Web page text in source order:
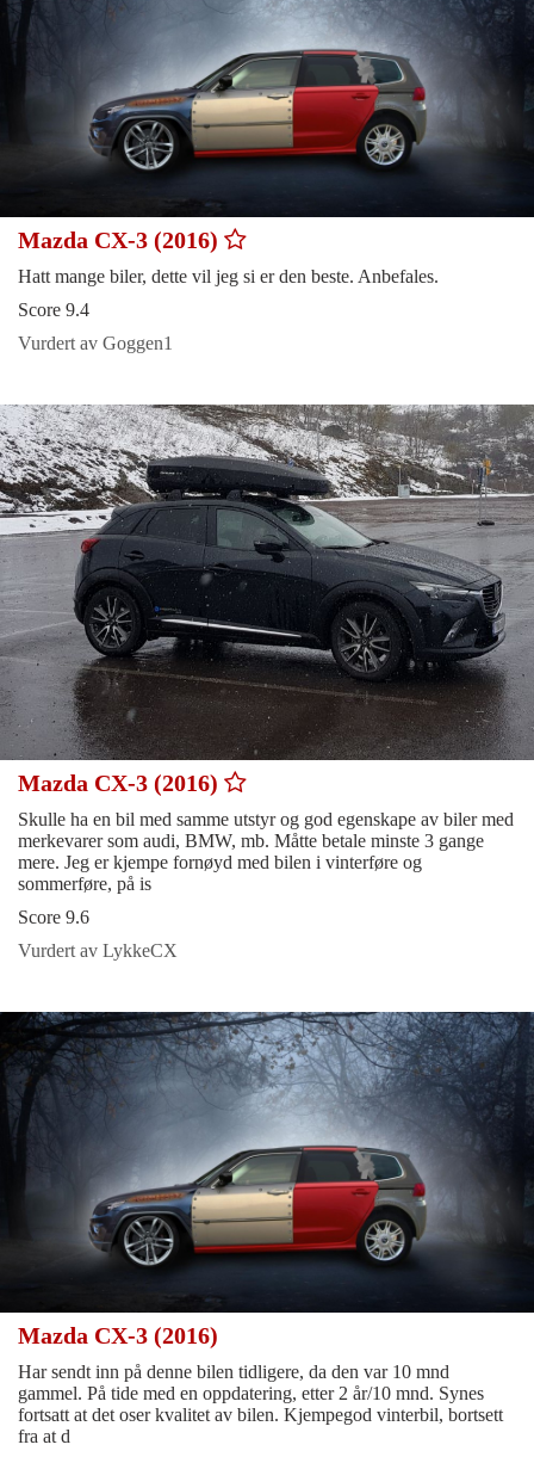
Mazda CX-3 (2016)
Hatt mange biler, dette vil jeg si er den beste. Anbefales.
Score 9.4
Vurdert av Goggen1
Mazda CX-3 (2016)
Skulle ha en bil med samme utstyr og god egenskape av biler med
merkevarer som audi, BMW, mb. Måtte betale minste 3 gange
mere. Jeg er kjempe fornøyd med bilen i vinterføre og
sommerføre, på is
Score 9.6
Vurdert av LykkeCX
Mazda CX-3 (2016)
Har sendt inn på denne bilen tidligere, da den var 10 mnd
gammel. På tide med en oppdatering, etter 2 år/10 mnd. Synes
fortsatt at det oser kvalitet av bilen. Kjempegod vinterbil, bortsett
fra at d